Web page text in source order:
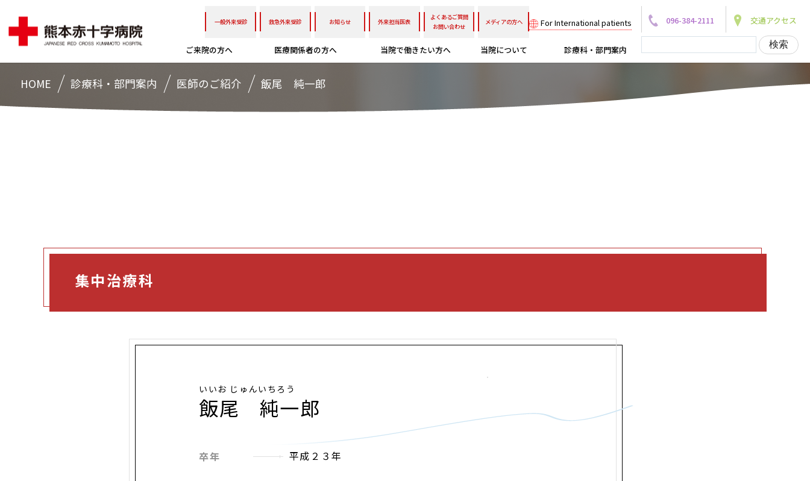
一般外来受診 救急外来受診 お知らせ 外来担当医表
よくあるご質問
お問い合わせ
メディアの方へ For International patients
ご来院の方へ 医療関係者の方へ 当院で働きたい方へ 当院について 診療科・部門案内
096-384-2111 交通アクセス
HOME 診療科・部門案内 医師のご紹介 飯尾 純一郎
集中治療科
いいお じゅんいちろう
飯尾 純一郎
卒年 平成２３年